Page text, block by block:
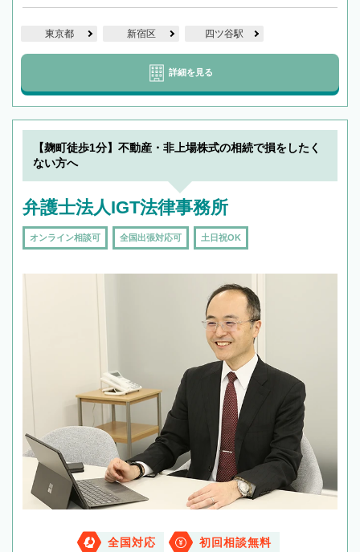
東京都 新宿区 四ツ谷駅
詳細を見る
【麹町徒歩1分】不動産・非上場株式の相続で損をしたく
ない方へ
弁護士法人IGT法律事務所
オンライン相談可 全国出張対応可 土日祝OK
全国対応 初回相談無料